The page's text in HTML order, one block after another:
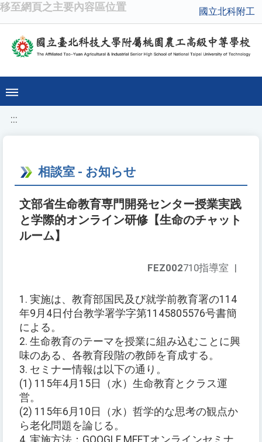
移至網頁之主要內容區位置 國立北科附工
:::
相談室 - お知らせ
文部省生命教育専門開発センター授業実践
と学際的オンライン研修【生命のチャット
ルーム】
FEZ002710指導室 |
1. 実施は、教育部国民及び就学前教育署の114
年9月4日付台教学署学字第1145805576号書簡
による。
2. 生命教育のテーマを授業に組み込むことに興
味のある、各教育段階の教師を育成する。
3. セミナー情報は以下の通り。
(1) 115年4月15日（水）生命教育とクラス運
営。
(2) 115年6月10日（水）哲学的な思考の観点か
ら老化問題を論じる。